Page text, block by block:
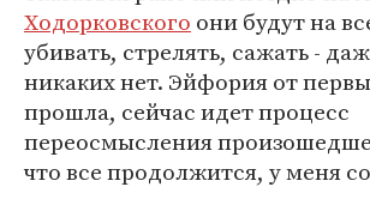
Ходорковского они будут на
убивать, стрелять, сажать -
никаких нет. Эйфория от
прошла, сейчас идет процесс
переосмысления
что все продолжится, у меня